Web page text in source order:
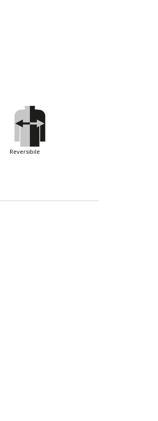
reversibile